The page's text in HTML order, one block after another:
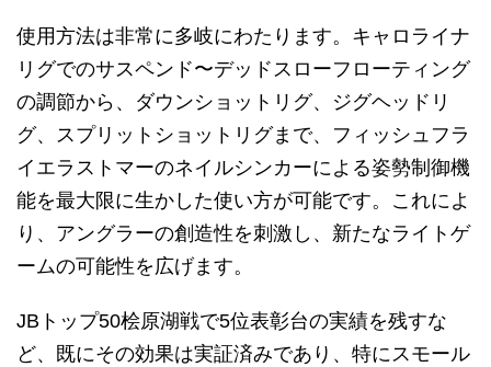
使用方法は非常に多岐にわたります。キャロライナ
リグでのサスペンド〜デッドスローフローティング
の調節から、ダウンショットリグ、ジグヘッドリ
グ、スプリットショットリグまで、フィッシュフラ
イエラストマーのネイルシンカーによる姿勢制御機
能を最大限に生かした使い方が可能です。これによ
り、アングラーの創造性を刺激し、新たなライトゲ
ームの可能性を広げます。
JBトップ50桧原湖戦で5位表彰台の実績を残すな
ど、既にその効果は実証済みであり、特にスモール